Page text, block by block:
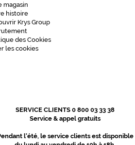
magasin
histoire
Krys Group
des Cookies
les cookies
SERVICE CLIENTS 0 800 03 33 38
Service & appel gratuits
l'été, le service clients est disponible